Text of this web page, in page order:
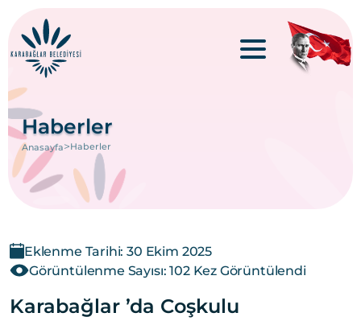
Haberler
Anasayfa>Haberler
Eklenme Tarihi: 30 Ekim 2025
Görüntülenme Sayısı: 102 Kez Görüntülendi
Karabağlar ’da Coşkulu